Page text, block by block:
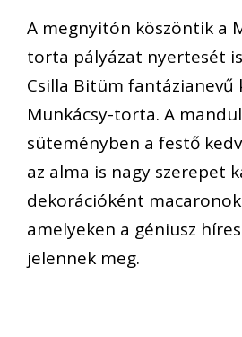
A megnyitón köszöntik a
torta pályázat nyertesét
Csilla Bitüm fantázianevű
Munkácsy-torta. A
süteményben a festő
az alma is nagy szerepet
dekorációként
amelyeken a géniusz
jelennek meg.